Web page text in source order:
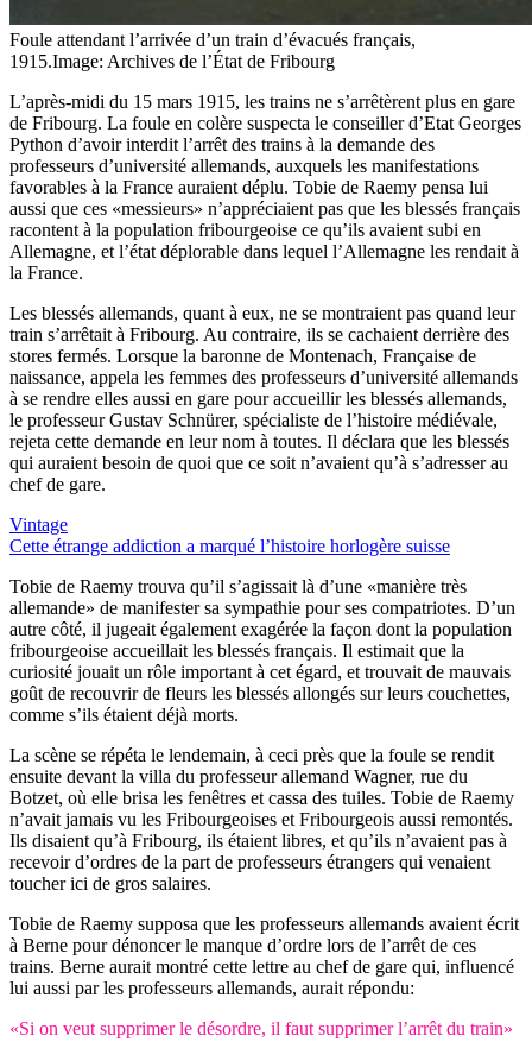
Foule attendant l’arrivée d’un train d’évacués français,
1915.Image: Archives de l’État de Fribourg
L’après-midi du 15 mars 1915, les trains ne s’arrêtèrent plus en gare
de Fribourg. La foule en colère suspecta le conseiller d’Etat Georges
Python d’avoir interdit l’arrêt des trains à la demande des
professeurs d’université allemands, auxquels les manifestations
favorables à la France auraient déplu. Tobie de Raemy pensa lui
aussi que ces «messieurs» n’appréciaient pas que les blessés français
racontent à la population fribourgeoise ce qu’ils avaient subi en
Allemagne, et l’état déplorable dans lequel l’Allemagne les rendait à
la France.
Les blessés allemands, quant à eux, ne se montraient pas quand leur
train s’arrêtait à Fribourg. Au contraire, ils se cachaient derrière des
stores fermés. Lorsque la baronne de Montenach, Française de
naissance, appela les femmes des professeurs d’université allemands
à se rendre elles aussi en gare pour accueillir les blessés allemands,
le professeur Gustav Schnürer, spécialiste de l’histoire médiévale,
rejeta cette demande en leur nom à toutes. Il déclara que les blessés
qui auraient besoin de quoi que ce soit n’avaient qu’à s’adresser au
chef de gare.
Vintage
Cette étrange addiction a marqué l’histoire horlogère suisse
Tobie de Raemy trouva qu’il s’agissait là d’une «manière très
allemande» de manifester sa sympathie pour ses compatriotes. D’un
autre côté, il jugeait également exagérée la façon dont la population
fribourgeoise accueillait les blessés français. Il estimait que la
curiosité jouait un rôle important à cet égard, et trouvait de mauvais
goût de recouvrir de fleurs les blessés allongés sur leurs couchettes,
comme s’ils étaient déjà morts.
La scène se répéta le lendemain, à ceci près que la foule se rendit
ensuite devant la villa du professeur allemand Wagner, rue du
Botzet, où elle brisa les fenêtres et cassa des tuiles. Tobie de Raemy
n’avait jamais vu les Fribourgeoises et Fribourgeois aussi remontés.
Ils disaient qu’à Fribourg, ils étaient libres, et qu’ils n’avaient pas à
recevoir d’ordres de la part de professeurs étrangers qui venaient
toucher ici de gros salaires.
Tobie de Raemy supposa que les professeurs allemands avaient écrit
à Berne pour dénoncer le manque d’ordre lors de l’arrêt de ces
trains. Berne aurait montré cette lettre au chef de gare qui, influencé
lui aussi par les professeurs allemands, aurait répondu:
«Si on veut supprimer le désordre, il faut supprimer l’arrêt du train»